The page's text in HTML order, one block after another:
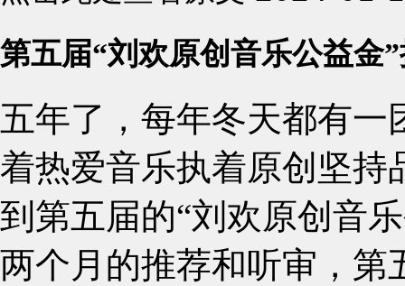
第五届“刘欢原创音乐公益金
五年了，每年冬天都有
着热爱音乐执着原创坚持
到第五届的“刘欢原创音
两个月的推荐和听审，第